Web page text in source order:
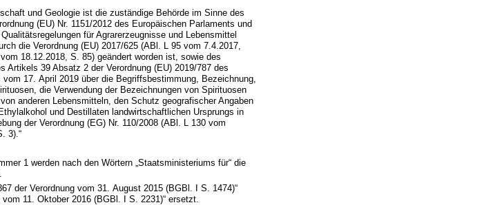
und Geologie ist die zuständige Behörde im Sinne des
(EU) Nr. 1151/2012 des Europäischen Parlaments und
für Agrarerzeugnisse und Lebensmittel
die Verordnung (EU) 2017/625 (ABl. L 95 vom 7.4.2017,
18.12.2018, S. 85) geändert worden ist, sowie des
Artikels 39 Absatz 2 der Verordnung (EU) 2019/787 des
17. April 2019 über die Begriffsbestimmung, Bezeichnung,
die Verwendung der Bezeichnungen von Spirituosen
anderen Lebensmitteln, den Schutz geografischer Angaben
und Destillaten landwirtschaftlichen Ursprungs in
der Verordnung (EG) Nr. 110/2008 (ABl. L 130 vom
3).“
1 werden nach den Wörtern „Staatsministeriums für“ die
der Verordnung vom 31. August 2015 (BGBl. I S. 1474)“
11. Oktober 2016 (BGBl. I S. 2231)“ ersetzt.